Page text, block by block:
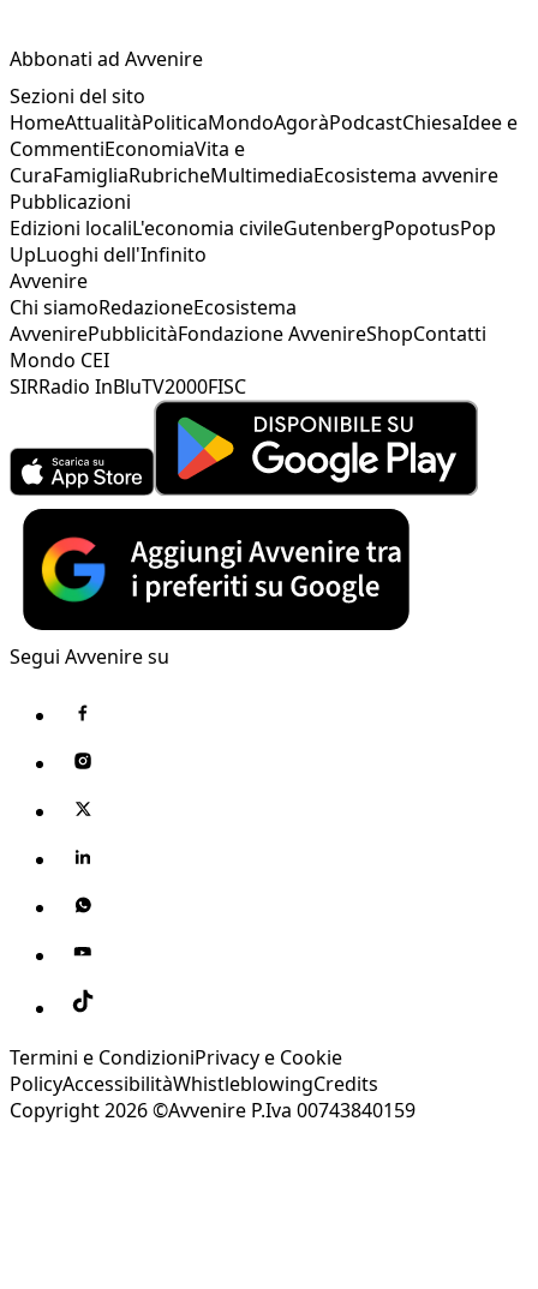
Abbonati ad Avvenire
Sezioni del sito
HomeAttualitàPoliticaMondoAgoràPodcastChiesaIdee e
CommentiEconomiaVita e
CuraFamigliaRubricheMultimediaEcosistema avvenire
Pubblicazioni
Edizioni localiL'economia civileGutenbergPopotusPop
UpLuoghi dell'Infinito
Avvenire
Chi siamoRedazioneEcosistema
AvvenirePubblicitàFondazione AvvenireShopContatti
Mondo CEI
SIRRadio InBluTV2000FISC
Segui Avvenire su
Termini e CondizioniPrivacy e Cookie
PolicyAccessibilitàWhistleblowingCredits
Copyright 2026 ©Avvenire P.Iva 00743840159